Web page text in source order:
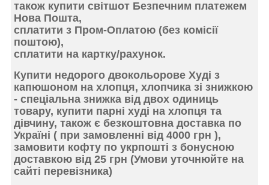
також купити світшот Безпечним платежем
Нова Пошта,
сплатити з Пром-Оплатою (без комісії
поштою),
сплатити на картку/рахунок.
Купити недорого двокольорове Худі з
капюшоном на хлопця, хлопчика зі знижкою
- спеціальна знижка від двох одиниць
товару, купити парні худі на хлопця та
дівчину, також є безкоштовна доставка по
Україні ( при замовленні від 4000 грн ),
замовити кофту по укрпошті з бонусною
доставкою від 25 грн (Умови уточнюйте на
сайті перевізника)